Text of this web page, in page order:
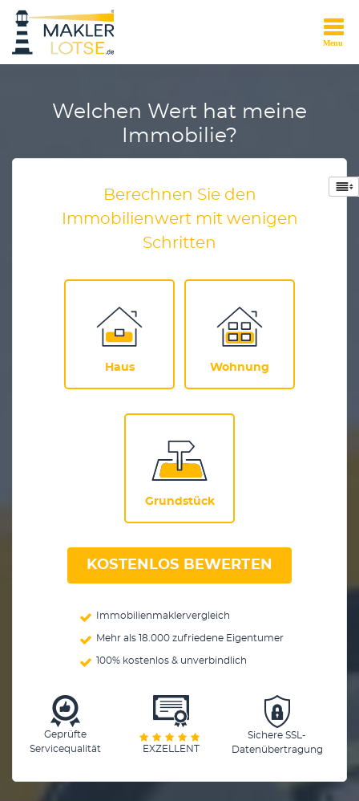
Welchen Wert hat meine
Immobilie?
Berechnen Sie den
Immobilienwert mit wenigen
Schritten
Haus Wohnung
Grundstück
KOSTENLOS BEWERTEN
Immobilienmaklervergleich
Mehr als 18.000 zufriedene Eigentumer
100% kostenlos & unverbindlich
Geprüfte
Servicequalität
EXZELLENT
Sichere SSL-
Datenübertragung